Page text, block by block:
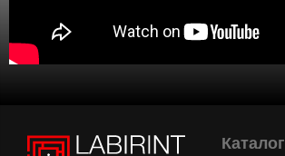
Каталог